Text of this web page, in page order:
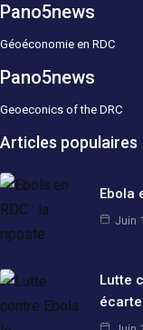
Pano5news
Géoéconomie en RDC
Pano5news
Geoeconics of the DRC
Articles populaires
Ebola
Juin
Lutte